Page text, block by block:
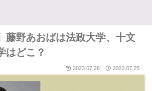
藤野あおばは法政大学、十文
はどこ？
2023.07.26 2023.07.25